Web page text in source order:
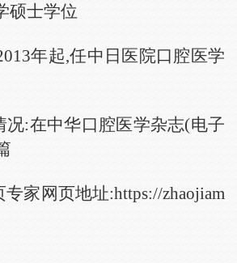
硕士学位
年起,任中日医院口腔医学
况:在中华口腔医学杂志(电子
家网页地址:https://zhaojiam